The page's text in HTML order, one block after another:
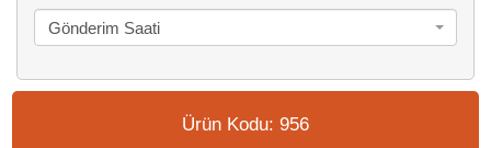
Gönderim Saati
Ürün Kodu: 956